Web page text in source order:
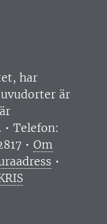
har
är
Telefon:
• Om
•